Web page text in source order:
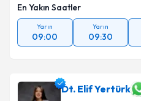
En Yakın Saatler
Yarın
09:00
Yarın
09:30
Dt. Elif Yertürk